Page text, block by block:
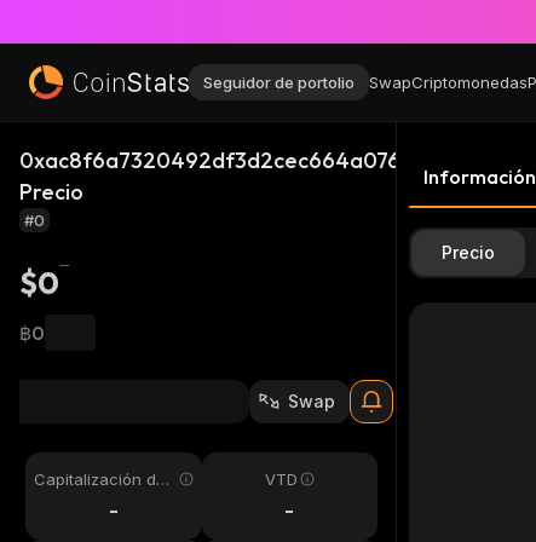
Seguidor de portolio SwapCriptomonedas
Precio
#0
$0
฿0
Swap
Capitalización de
-
VTD
-
Precio